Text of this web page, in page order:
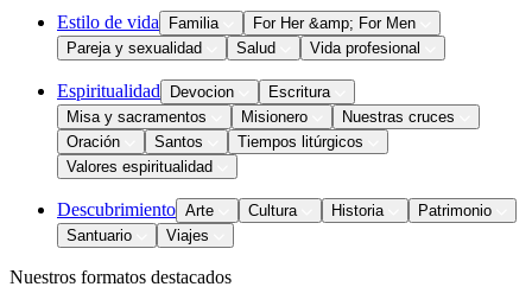
Estilo de vida Familia
For Her &amp; For Men
Pareja y sexualidad
Salud Vida profesional
Espiritualidad Devocion
Escritura
Misa y sacramentos
Misionero
Nuestras cruces
Oración
Santos
Tiempos litúrgicos
Valores espiritualidad
Descubrimiento Arte Cultura Historia
Patrimonio
Santuario
Viajes
Nuestros formatos destacados